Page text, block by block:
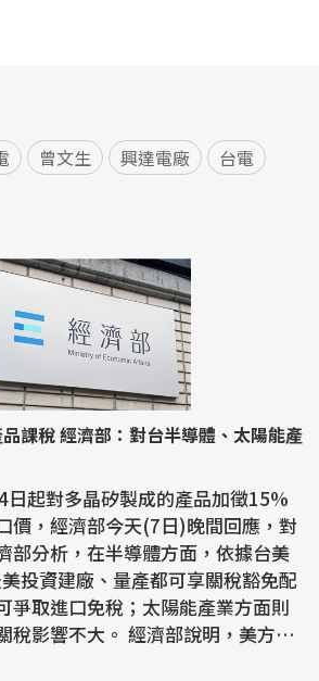
曾文生 興達電廠
台電
課稅 經濟部：對台半導體、太陽能產
日起對多晶矽製成的產品加徵15%
價，經濟部今天(7日)晚間回應，對
部分析，在半導體方面，依據台美
投資建廠、量產都可享關稅豁免配
爭取進口免稅；太陽能產業方面則
。 經濟部說明，美方目